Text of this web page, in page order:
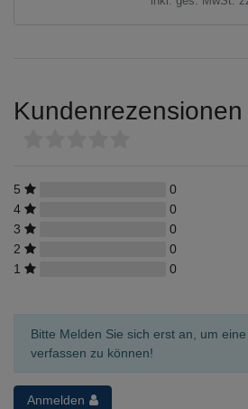
Kundenrezensionen
5
0
4
0
3
0
2
0
1
0
Bitte Melden Sie sich erst an, um
verfassen zu können!
Anmelden